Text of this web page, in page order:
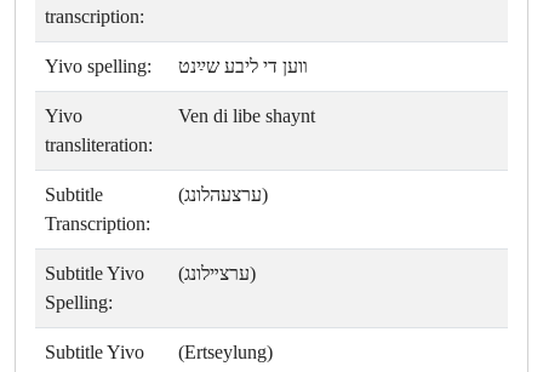
transcription:
Yivo spelling: װען די ליבע שײַנט
Yivo
transliteration:
Ven di libe shaynt
Subtitle
Transcription:
(ערצעהלונג)
Subtitle Yivo
Spelling:
(ערצײלונג)
Subtitle Yivo
(Ertseylung)